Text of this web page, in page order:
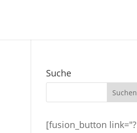
Suche
[fusion_button link="?